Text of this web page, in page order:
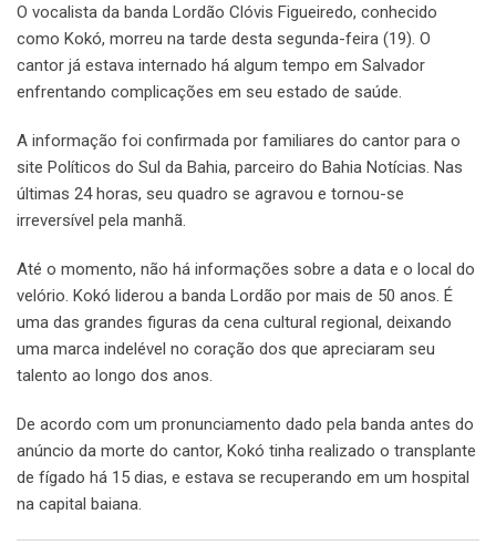
O vocalista da banda Lordão Clóvis Figueiredo, conhecido
como Kokó, morreu na tarde desta segunda-feira (19). O
cantor já estava internado há algum tempo em Salvador
enfrentando complicações em seu estado de saúde.
A informação foi confirmada por familiares do cantor para o
site Políticos do Sul da Bahia, parceiro do Bahia Notícias. Nas
últimas 24 horas, seu quadro se agravou e tornou-se
irreversível pela manhã.
Até o momento, não há informações sobre a data e o local do
velório. Kokó liderou a banda Lordão por mais de 50 anos. É
uma das grandes figuras da cena cultural regional, deixando
uma marca indelével no coração dos que apreciaram seu
talento ao longo dos anos.
De acordo com um pronunciamento dado pela banda antes do
anúncio da morte do cantor, Kokó tinha realizado o transplante
de fígado há 15 dias, e estava se recuperando em um hospital
na capital baiana.